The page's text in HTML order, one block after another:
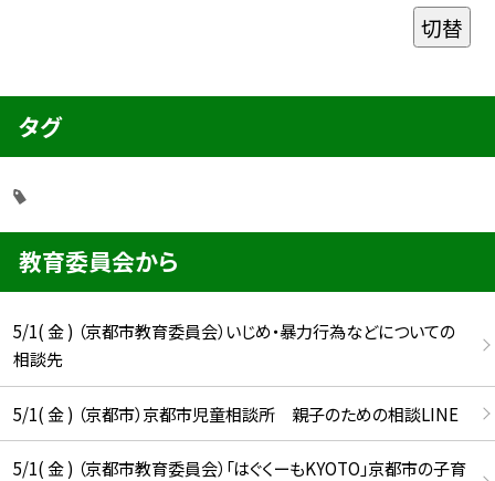
切替
タグ
教育委員会から
5/1( 金 ) （京都市教育委員会）いじめ・暴力行為などについての
相談先
5/1( 金 ) （京都市）京都市児童相談所 親子のための相談LINE
5/1( 金 ) （京都市教育委員会）「はぐくーもKYOTO」京都市の子育